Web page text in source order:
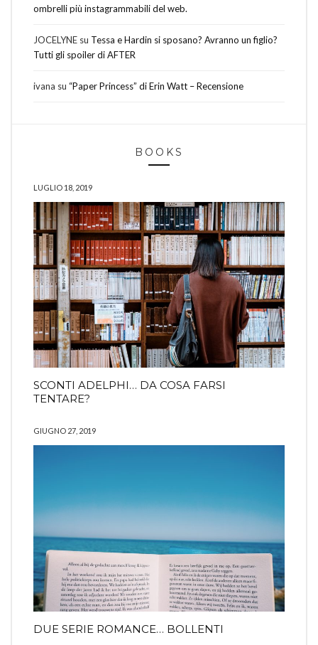
ombrelli più instagrammabili del web.
JOCELYNE su Tessa e Hardin si sposano? Avranno un figlio?
Tutti gli spoiler di AFTER
ivana su “Paper Princess” di Erin Watt – Recensione
BOOKS
LUGLIO 18, 2019
SCONTI ADELPHI… DA COSA FARSI
TENTARE?
GIUGNO 27, 2019
DUE SERIE ROMANCE… BOLLENTI